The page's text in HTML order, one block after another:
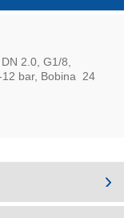
2.0, G1/8,
12 bar, Bobina 24